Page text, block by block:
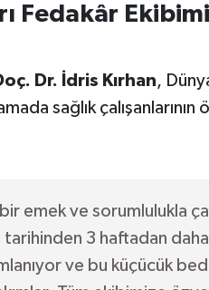
Fedakâr
Dr. İdris Kırhan,
sağlık çalışanlarının
emek ve sorumlulukla
3 haftadan
ve bu küçücük